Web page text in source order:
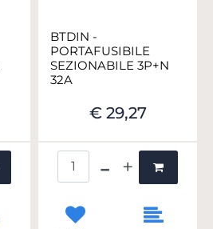
BTDIN -
PORTAFUSIBILE
SEZIONABILE 3P+N
32A
€ 29,27